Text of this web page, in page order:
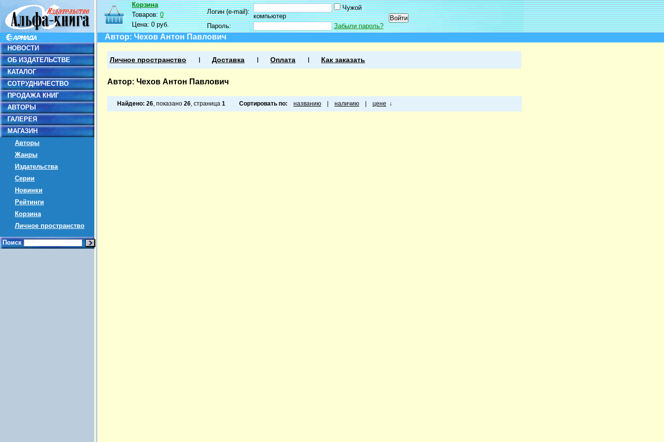
НОВОСТИ
ОБ ИЗДАТЕЛЬСТВЕ
КАТАЛОГ
СОТРУДНИЧЕСТВО
ПРОДАЖА КНИГ
АВТОРЫ
ГАЛЕРЕЯ
МАГАЗИН
Авторы
Жанры
Издательства
Серии
Новинки
Рейтинги
Корзина
Личное пространство
Поиск
Корзина
Товаров:0
Цена:0 руб.
Логин (e-mail):
Чужой
компьютер
Пароль:
Забыли пароль?
Автор: Чехов Антон Павлович
Личное пространство Доставка Оплата Как заказать
Автор: Чехов Антон Павлович
Найдено: 26, показано 26, страница 1 Сортировать по: названию наличию цене ↓